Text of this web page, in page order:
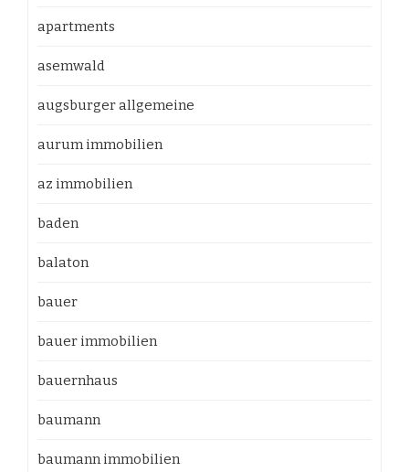
apartments
asemwald
augsburger allgemeine
aurum immobilien
az immobilien
baden
balaton
bauer
bauer immobilien
bauernhaus
baumann
baumann immobilien